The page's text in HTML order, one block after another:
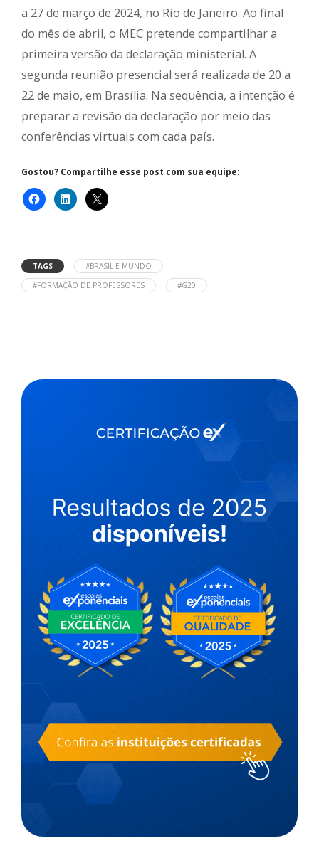
a 27 de março de 2024, no Rio de Janeiro. Ao final
do mês de abril, o MEC pretende compartilhar a
primeira versão da declaração ministerial. A
segunda reunião presencial será realizada de 20 a
22 de maio, em Brasília. Na sequência, a intenção é
preparar a revisão da declaração por meio das
conferências virtuais com cada país.
Gostou? Compartilhe esse post com sua equipe:
TAGS
#BRASIL E MUNDO
#FORMAÇÃO DE PROFESSORES
#G20